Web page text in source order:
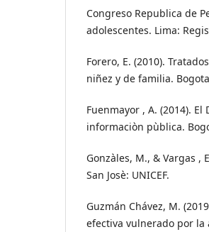
Congreso Republica de
adolescentes. Lima:
Forero, E. (2010).
niñez y de familia.
Fuenmayor , A. (2014).
informaciòn pùblica.
Gonzàles, M., & Vargas ,
San Josè: UNICEF.
Guzmán Chávez, M.
efectiva vulnerado por la